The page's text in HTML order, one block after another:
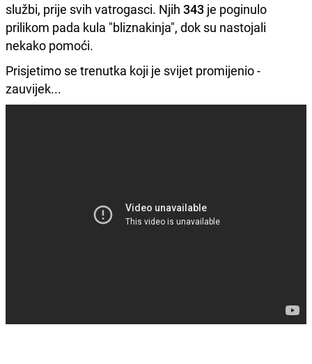
službi, prije svih vatrogasci. Njih 343 je poginulo
prilikom pada kula "bliznakinja", dok su nastojali
nekako pomoći.
Prisjetimo se trenutka koji je svijet promijenio -
zauvijek...